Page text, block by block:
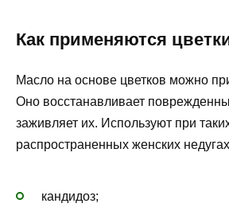
Как применяются
Масло на основе цветков можно
Оно восстанавливает
заживляет их. Используют при
распространенных женских
кандидоз;